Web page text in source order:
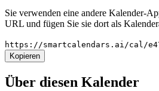
Sie verwenden eine andere Kalender-
URL und fügen Sie sie dort als
https://smartcalendars.ai/cal/
Kopieren
Über diesen Kalender